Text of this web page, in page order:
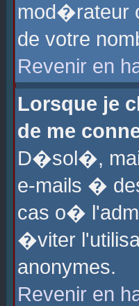
mod�rateur
de votre
Revenir en
Lorsque je
de me
D�sol�,
e-mails �
cas o�
�viter
anonymes.
Revenir en